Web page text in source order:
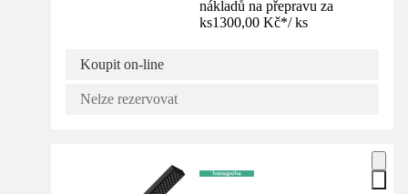
nákladů na přepravu za
ks1300,00 Kč*/ ks
Koupit on-line
Nelze rezervovat